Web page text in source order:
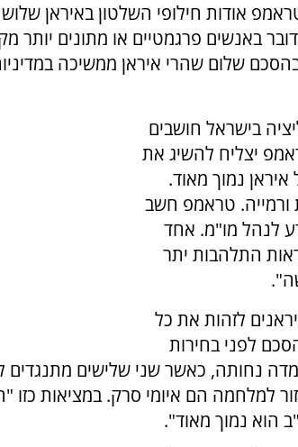
אודות חילופי השלטון באיראן
באנשים פרגמטיים או מתונים יותר
שלום שהרי איראן ממשיכה
בישראל חושבים
יצליח להשיג את
נמוך מאוד.
ורמייה. טראמפ חשב
לנהל מו"מ. אחד
התלהבות יתר
לזהות את כל
לפני בחירות
נחותה, כאשר שני שלישים מתנגדים
למלחמה הם איומי סרק. במציאות כזו
הוא נמוך מאוד".